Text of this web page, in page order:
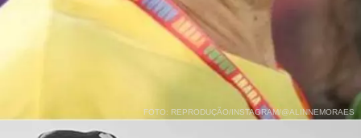
FOTO: REPRODUÇÃO/INSTAGRAM/@ALINNEMORAES